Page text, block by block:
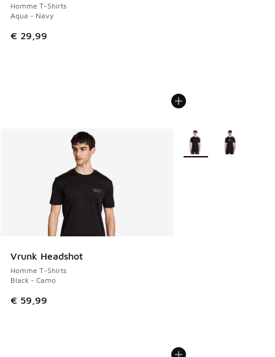
Homme T-Shirts
Aqua - Navy
€ 29,99
Vrunk Headshot
Homme T-Shirts
Black - Camo
€ 59,99
Plus de couleurs